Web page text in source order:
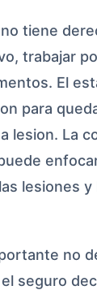
tiene
trabajar
El
para
lesion. La
lesiones
no
seguro